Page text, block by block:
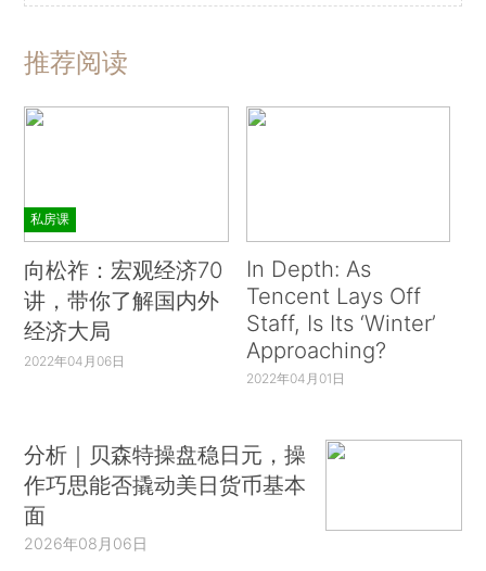
推荐阅读
私房课
向松祚：宏观经济70
讲，带你了解国内外
经济大局
2022年04月06日
In Depth: As
Tencent Lays Off
Staff, Is Its ‘Winter’
Approaching?
2022年04月01日
分析｜贝森特操盘稳日元，操
作巧思能否撬动美日货币基本
面
2026年08月06日